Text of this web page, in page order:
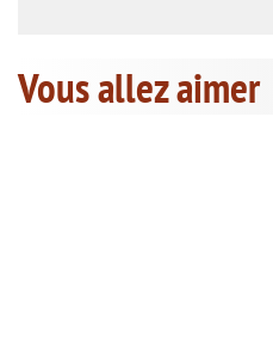
Vous allez aimer